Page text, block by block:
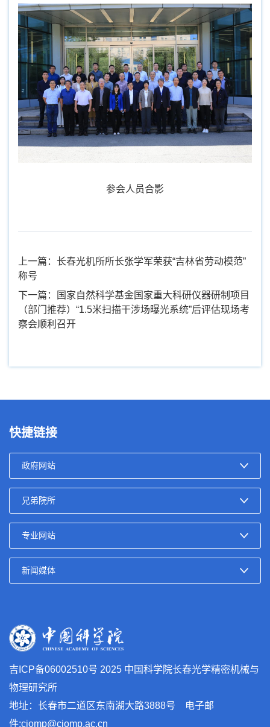
参会人员合影
上一篇：长春光机所所长张学军荣获“吉林省劳动模范”
称号
下一篇：国家自然科学基金国家重大科研仪器研制项目
（部门推荐）“1.5米扫描干涉场曝光系统”后评估现场考
察会顺利召开
快捷链接
吉ICP备06002510号 2025 中国科学院长春光学精密机械与
物理研究所
地址：长春市二道区东南湖大路3888号 电子邮
件:ciomp@ciomp.ac.cn